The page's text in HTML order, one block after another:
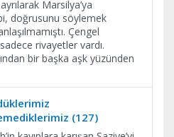
Marsilya’ya
doğrusunu söylemek
Çengel
rivayetler vardı.
bir başka aşk yüzünden
(127)